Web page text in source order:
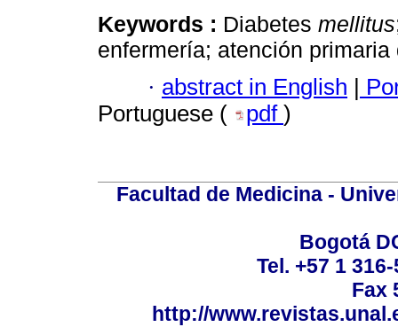
Keywords : Diabetes mellitus
enfermería; atención
· abstract in English
Portuguese (
pdf )
Facultad de Medicina -
Bogotá
Tel. +57 1
Fax
http://